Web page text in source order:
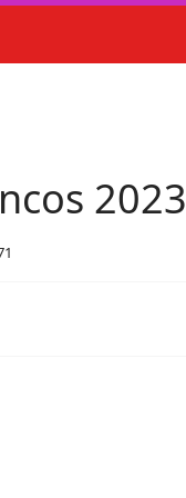
2023